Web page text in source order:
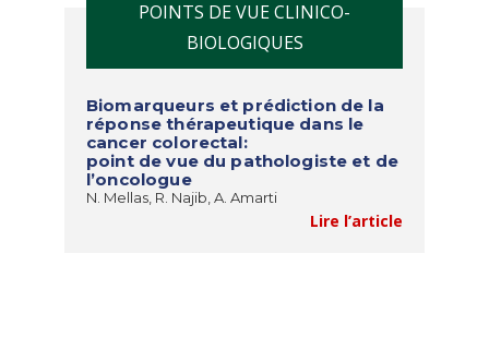
POINTS DE VUE CLINICO-
BIOLOGIQUES
Biomarqueurs et prédiction de la
réponse thérapeutique dans le
cancer colorectal:
point de vue du pathologiste et de
l’oncologue
N. Mellas, R. Najib, A. Amarti
Lire l’article